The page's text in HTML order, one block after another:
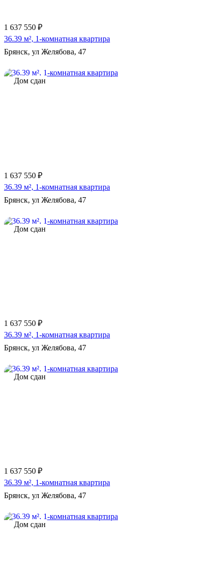
1 637 550 ₽
36.39 м², 1-комнатная квартира
Брянск, ул Желябова, 47
Дом сдан
1 637 550 ₽
36.39 м², 1-комнатная квартира
Брянск, ул Желябова, 47
Дом сдан
1 637 550 ₽
36.39 м², 1-комнатная квартира
Брянск, ул Желябова, 47
Дом сдан
1 637 550 ₽
36.39 м², 1-комнатная квартира
Брянск, ул Желябова, 47
Дом сдан